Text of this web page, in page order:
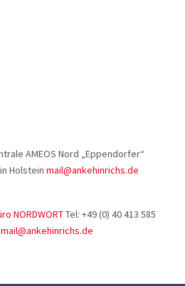
AMEOS Nord „Eppendorfer“
Holstein mail@ankehinrichs.de
NORDWORTTel: +49 (0) 40 413 585
mail@ankehinrichs.de